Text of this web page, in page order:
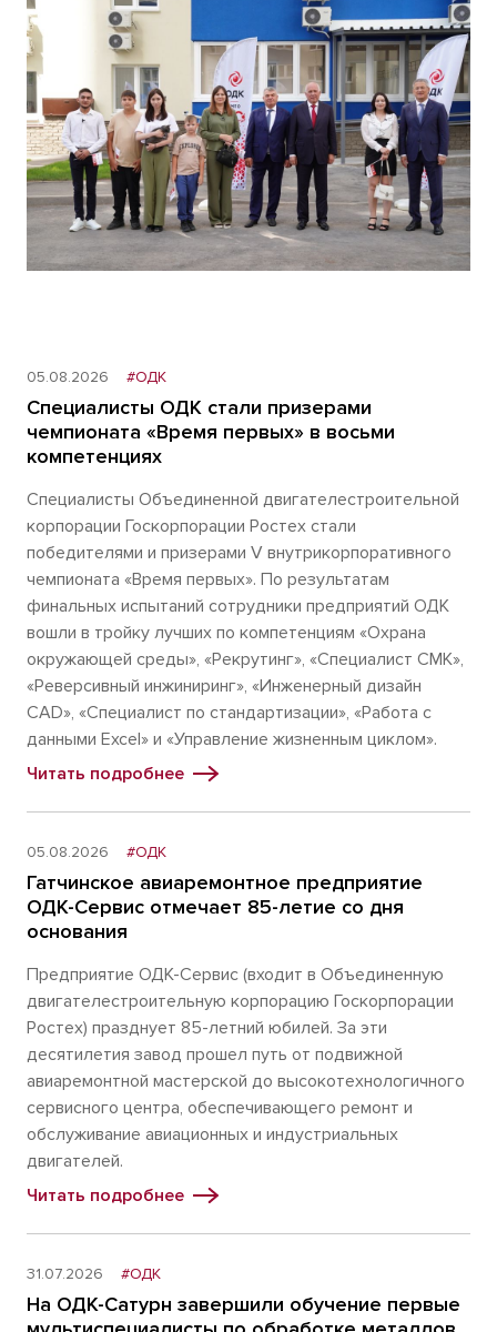
05.08.2026 #ОДК
Специалисты ОДК стали призерами
чемпионата «Время первых» в восьми
компетенциях
Специалисты Объединенной двигателестроительной
корпорации Госкорпорации Ростех стали
победителями и призерами V внутрикорпоративного
чемпионата «Время первых». По результатам
финальных испытаний сотрудники предприятий ОДК
вошли в тройку лучших по компетенциям «Охрана
окружающей среды», «Рекрутинг», «Специалист СМК»,
«Реверсивный инжиниринг», «Инженерный дизайн
CAD», «Специалист по стандартизации», «Работа с
данными Excel» и «Управление жизненным циклом».
Читать подробнее
05.08.2026 #ОДК
Гатчинское авиаремонтное предприятие
ОДК-Сервис отмечает 85-летие со дня
основания
Предприятие ОДК-Сервис (входит в Объединенную
двигателестроительную корпорацию Госкорпорации
Ростех) празднует 85-летний юбилей. За эти
десятилетия завод прошел путь от подвижной
авиаремонтной мастерской до высокотехнологичного
сервисного центра, обеспечивающего ремонт и
обслуживание авиационных и индустриальных
двигателей.
Читать подробнее
31.07.2026 #ОДК
На ОДК-Сатурн завершили обучение первые